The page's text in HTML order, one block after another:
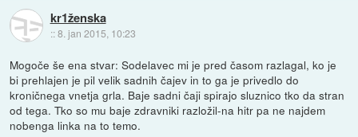
kr1ženska
::8. jan 2015, 10:23
Mogoče še ena stvar: Sodelavec mi je pred časom razlagal, ko je
bi prehlajen je pil velik sadnih čajev in to ga je privedlo do
kroničnega vnetja grla. Baje sadni čaji spirajo sluznico tko da stran
od tega. Tko so mu baje zdravniki razložil-na hitr pa ne najdem
nobenga linka na to temo.